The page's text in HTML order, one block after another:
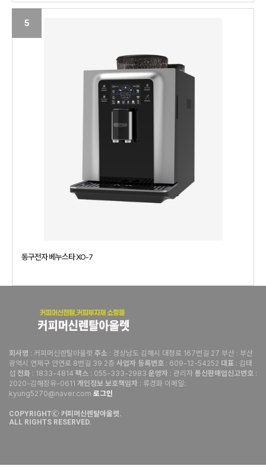
5
동구전자 베누스타 XO-7
회사명 : 커피머신렌탈아울렛 주소 : 경상남도 김해시 대청로 167번길 27 부산 : 부산
광역시 연제구 안연로 8번길 39 2층 사업자 등록번호 : 609-12-54252 대표 : 김태
섭 전화 : 1833-4814 팩스 : 055-333-2983 운영자 : 관리자 통신판매업신고번호 :
2020-김해장유-0611 개인정보 보호책임자 : 류경화 이메일:
kyung5270@naver.com 로그인
COPYRIGHTⒸ 커피머신렌탈아울렛.
ALL RIGHTS RESERVED.